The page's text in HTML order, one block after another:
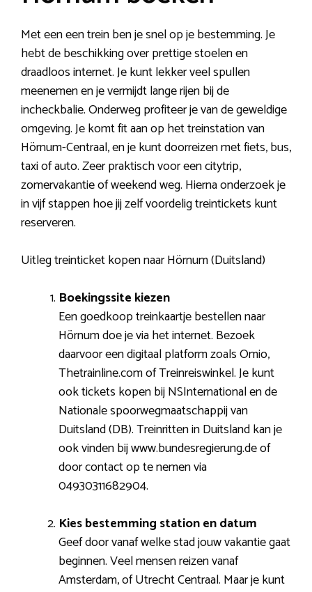
Met een een trein ben je snel op je bestemming. Je
hebt de beschikking over prettige stoelen en
draadloos internet. Je kunt lekker veel spullen
meenemen en je vermijdt lange rijen bij de
incheckbalie. Onderweg profiteer je van de geweldige
omgeving. Je komt fit aan op het treinstation van
Hörnum-Centraal, en je kunt doorreizen met fiets, bus,
taxi of auto. Zeer praktisch voor een citytrip,
zomervakantie of weekend weg. Hierna onderzoek je
in vijf stappen hoe jij zelf voordelig treintickets kunt
reserveren.
Uitleg treinticket kopen naar Hörnum (Duitsland)
Boekingssite kiezen
Een goedkoop treinkaartje bestellen naar
Hörnum doe je via het internet. Bezoek
daarvoor een digitaal platform zoals Omio,
Thetrainline.com of Treinreiswinkel. Je kunt
ook tickets kopen bij NSInternational en de
Nationale spoorwegmaatschappij van
Duitsland (DB). Treinritten in Duitsland kan je
ook vinden bij www.bundesregierung.de of
door contact op te nemen via
04930311682904.
Kies bestemming station en datum
Geef door vanaf welke stad jouw vakantie gaat
beginnen. Veel mensen reizen vanaf
Amsterdam, of Utrecht Centraal. Maar je kunt